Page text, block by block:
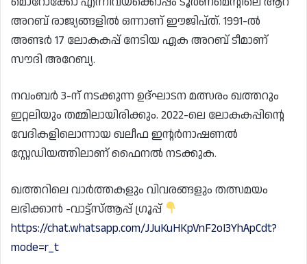
അറബ് രാജ്യങ്ങളിൽ ഒന്നാണ് ഈജിപ്ത്. 1991-ൽ
അണ്ടർ 17 ലോകകപ്പ് നേടിയ ഏക അറബ് ടീമാണ്
സൗദി അറേബ്യ.
നവംബർ 3-ന് നടക്കുന്ന ഉദ്ഘാടന മത്സരം ഖത്തറും
ഇറ്റലിയും തമ്മിലായിരിക്കും. 2022-ലെ ലോകകപ്പിന്റെ
വേദികളിലൊന്നായ ഖലീഫ ഇന്റർനാഷണൽ
സ്റ്റേഡിയത്തിലാണ് ഫൈനൽ നടക്കുക.
ഖത്തറിലെ വാർത്തകളും വിവരങ്ങളും തത്സമയം
ലഭിക്കാൻ -വാട്ട്സ്ആപ്പ് ഗ്രൂപ്പ്
https://chat.whatsapp.com/JJuKuHKpVnF2oI3YhApCdt?
mode=r_t